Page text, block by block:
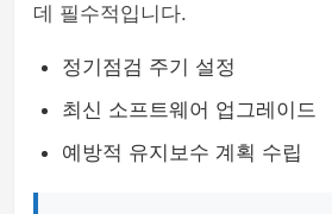
데 필수적입니다.
정기점검 주기 설정
최신 소프트웨어 업그레이드
예방적 유지보수 계획 수립